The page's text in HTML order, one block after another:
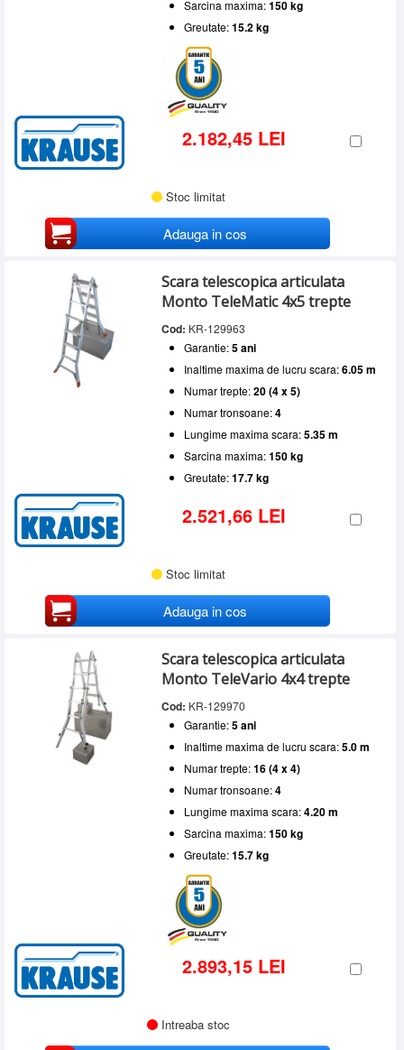
Sarcina maxima:150 kg
Greutate:15.2 kg
2.182,45 LEI
Stoc limitat
Adauga in cos
Scara telescopica articulata
Monto TeleMatic 4x5 trepte
Cod: KR-129963
Garantie:5 ani
Inaltime maxima de lucru scara:6.05 m
Numar trepte:20 (4 x 5)
Numar tronsoane:4
Lungime maxima scara:5.35 m
Sarcina maxima:150 kg
Greutate:17.7 kg
2.521,66 LEI
Stoc limitat
Adauga in cos
Scara telescopica articulata
Monto TeleVario 4x4 trepte
Cod: KR-129970
Garantie:5 ani
Inaltime maxima de lucru scara:5.0 m
Numar trepte:16 (4 x 4)
Numar tronsoane:4
Lungime maxima scara:4.20 m
Sarcina maxima:150 kg
Greutate:15.7 kg
2.893,15 LEI
Intreaba stoc